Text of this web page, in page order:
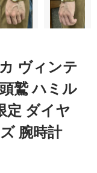
ヴィンテ
鷲 ハミル
定 ダイヤ
腕時計